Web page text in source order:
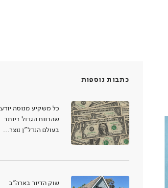
כתבות נוספות
כל משקיע מנוסה יודע
שהרווח הגדול ביותר
בעולם הנדל"ן נוצר…
שוק הדיור בארה”ב